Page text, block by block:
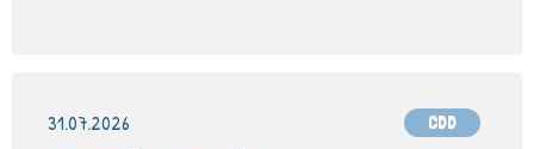
31.07.2026 CDD